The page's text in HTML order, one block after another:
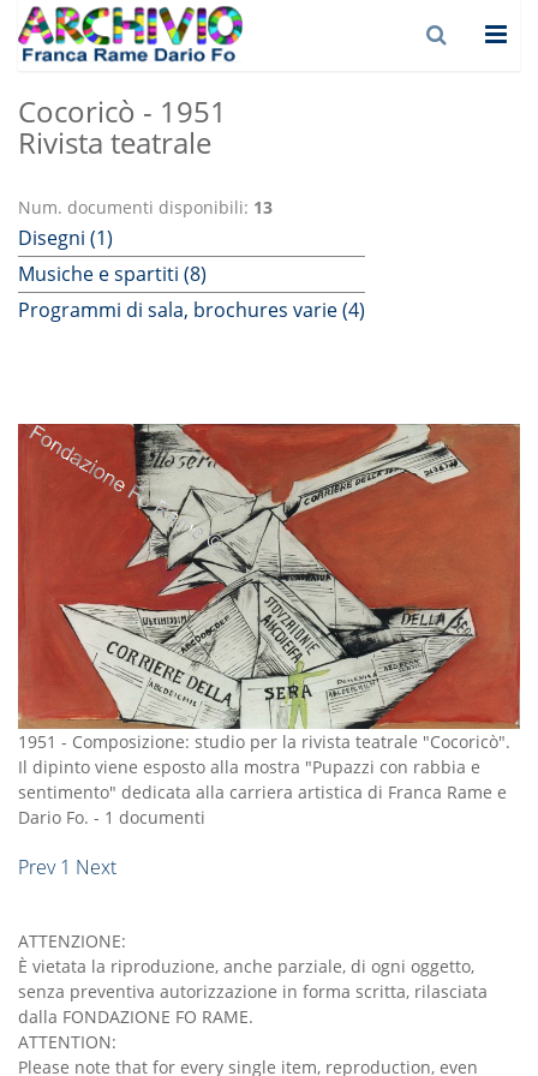
Cocoricò - 1951
Rivista teatrale
Num. documenti disponibili: 13
Disegni (1)
Musiche e spartiti (8)
Programmi di sala, brochures varie (4)
1951 - Composizione: studio per la rivista teatrale "Cocoricò".
Il dipinto viene esposto alla mostra "Pupazzi con rabbia e
sentimento" dedicata alla carriera artistica di Franca Rame e
Dario Fo. - 1 documenti
Prev 1 Next
ATTENZIONE:
È vietata la riproduzione, anche parziale, di ogni oggetto,
senza preventiva autorizzazione in forma scritta, rilasciata
dalla FONDAZIONE FO RAME.
ATTENTION:
Please note that for every single item, reproduction, even